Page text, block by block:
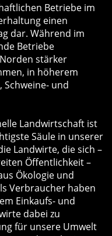
Betriebe im
einen
dar. Während im
Betriebe
stärker
in höherem
Schweine- und
Landwirtschaft ist
Säule in unserer
Landwirte, die sich –
Öffentlichkeit –
Ökologie und
Verbraucher haben
Einkaufs- und
dabei zu
für unsere Umwelt